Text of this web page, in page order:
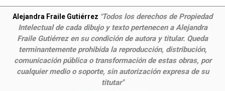
Alejandra Fraile Gutiérrez "Todos los derechos de Propiedad
Intelectual de cada dibujo y texto pertenecen a Alejandra
Fraile Gutiérrez en su condición de autora y titular. Queda
terminantemente prohibida la reproducción, distribución,
comunicación pública o transformación de estas obras, por
cualquier medio o soporte, sin autorización expresa de su
titutar"